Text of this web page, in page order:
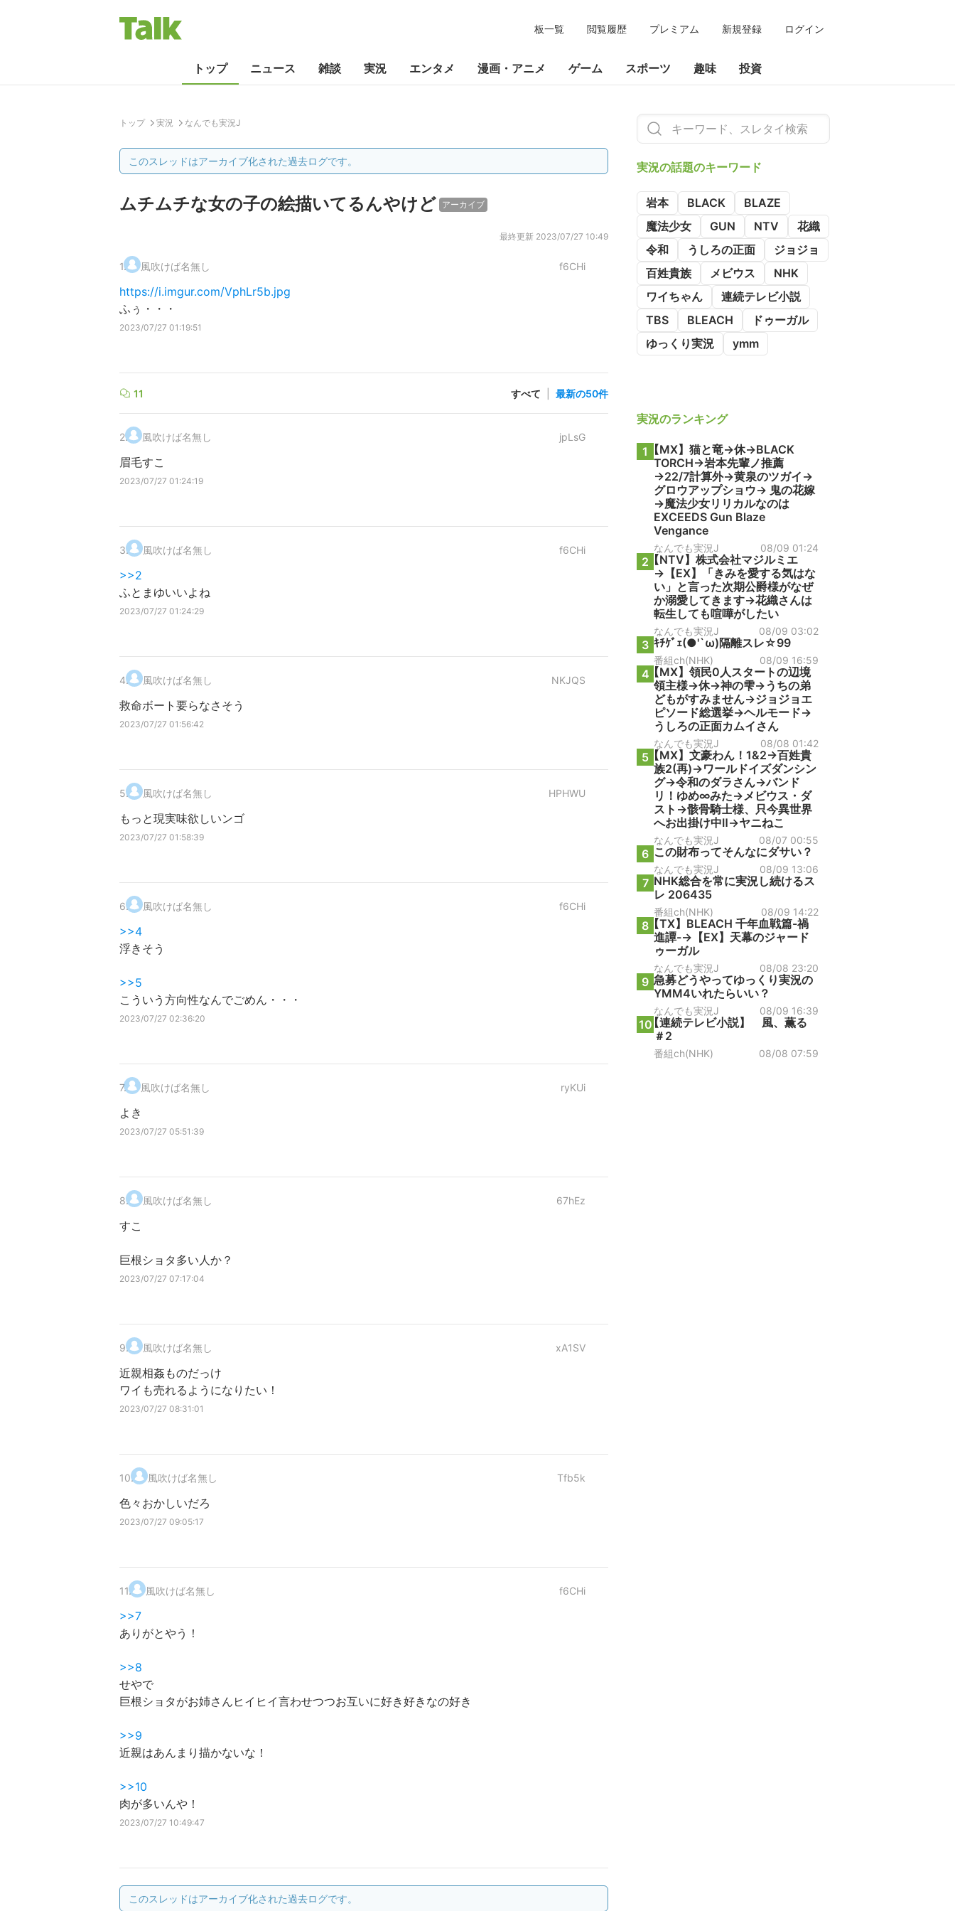
板一覧 閲覧履歴 プレミアム 新規登録 ログイン
トップ ニュース 雑談 実況 エンタメ 漫画・アニメ ゲーム スポーツ 趣味 投資
トップ 実況 なんでも実況J
このスレッドはアーカイブ化された過去ログです。
ムチムチな女の子の絵描いてるんやけど アーカイブ
最終更新 2023/07/27 10:49
1. 風吹けば名無し f6CHi
https://i.imgur.com/VphLr5b.jpg
ふぅ・・・
2023/07/27 01:19:51
11 すべて 最新の50件
2. 風吹けば名無し jpLsG
眉毛すこ
2023/07/27 01:24:19
3. 風吹けば名無し f6CHi
>>2
ふとまゆいいよね
2023/07/27 01:24:29
4. 風吹けば名無し NKJQS
救命ボート要らなさそう
2023/07/27 01:56:42
5. 風吹けば名無し HPHWU
もっと現実味欲しいンゴ
2023/07/27 01:58:39
6. 風吹けば名無し f6CHi
>>4
浮きそう
>>5
こういう方向性なんでごめん・・・
2023/07/27 02:36:20
7. 風吹けば名無し ryKUi
よき
2023/07/27 05:51:39
8. 風吹けば名無し 67hEz
すこ
巨根ショタ多い人か？
2023/07/27 07:17:04
9. 風吹けば名無し xA1SV
近親相姦ものだっけ
ワイも売れるようになりたい！
2023/07/27 08:31:01
10. 風吹けば名無し Tfb5k
色々おかしいだろ
2023/07/27 09:05:17
11. 風吹けば名無し f6CHi
>>7
ありがとやう！
>>8
せやで
巨根ショタがお姉さんヒイヒイ言わせつつお互いに好き好きなの好き
>>9
近親はあんまり描かないな！
>>10
肉が多いんや！
2023/07/27 10:49:47
このスレッドはアーカイブ化された過去ログです。
実況の話題のキーワード
岩本 BLACK
BLAZE
魔法少女
GUN NTV
花織
令和
うしろの正面
ジョジョ
百姓貴族
メビウス
NHK
ワイちゃん
連続テレビ小説
TBS
BLEACH
ドゥーガル
ゆっくり実況
ymm
実況のランキング
1 【MX】猫と竜→休→BLACK
TORCH→岩本先輩ノ推薦
→22/7計算外→黄泉のツガイ→
グロウアップショウ→ 鬼の花嫁
→魔法少女リリカルなのは
EXCEEDS Gun Blaze
Vengance
なんでも実況J 08/09 01:24
2 【NTV】株式会社マジルミエ
→【EX】「きみを愛する気はな
い」と言った次期公爵様がなぜ
か溺愛してきます→花織さんは
転生しても喧嘩がしたい
なんでも実況J 08/09 03:02
3 ｷﾁｹﾞｪ(●'`ω)隔離スレ☆99
番組ch(NHK) 08/09 16:59
4【MX】領民0人スタートの辺境
領主様→休→神の雫→うちの弟
どもがすみません→ジョジョエ
ピソード総選挙→ヘルモード→
うしろの正面カムイさん
なんでも実況J 08/08 01:42
5【MX】文豪わん！1&2→百姓貴
族2(再)→ワールドイズダンシン
グ→令和のダラさん→バンド
リ！ゆめ∞みた→メビウス・ダ
スト→骸骨騎士様、只今異世界
へお出掛け中Ⅱ→ヤニねこ
なんでも実況J 08/07 00:55
6 この財布ってそんなにダサい？
なんでも実況J 08/09 13:06
7 NHK総合を常に実況し続けるス
レ 206435
番組ch(NHK) 08/09 14:22
8【TX】BLEACH 千年血戦篇-禍
進譚-→【EX】天幕のジャード
ゥーガル
なんでも実況J 08/08 23:20
9 急募どうやってゆっくり実況の
YMM4いれたらいい？
なんでも実況J 08/09 16:39
10【連続テレビ小説】 風、薫る
＃2
番組ch(NHK) 08/08 07:59